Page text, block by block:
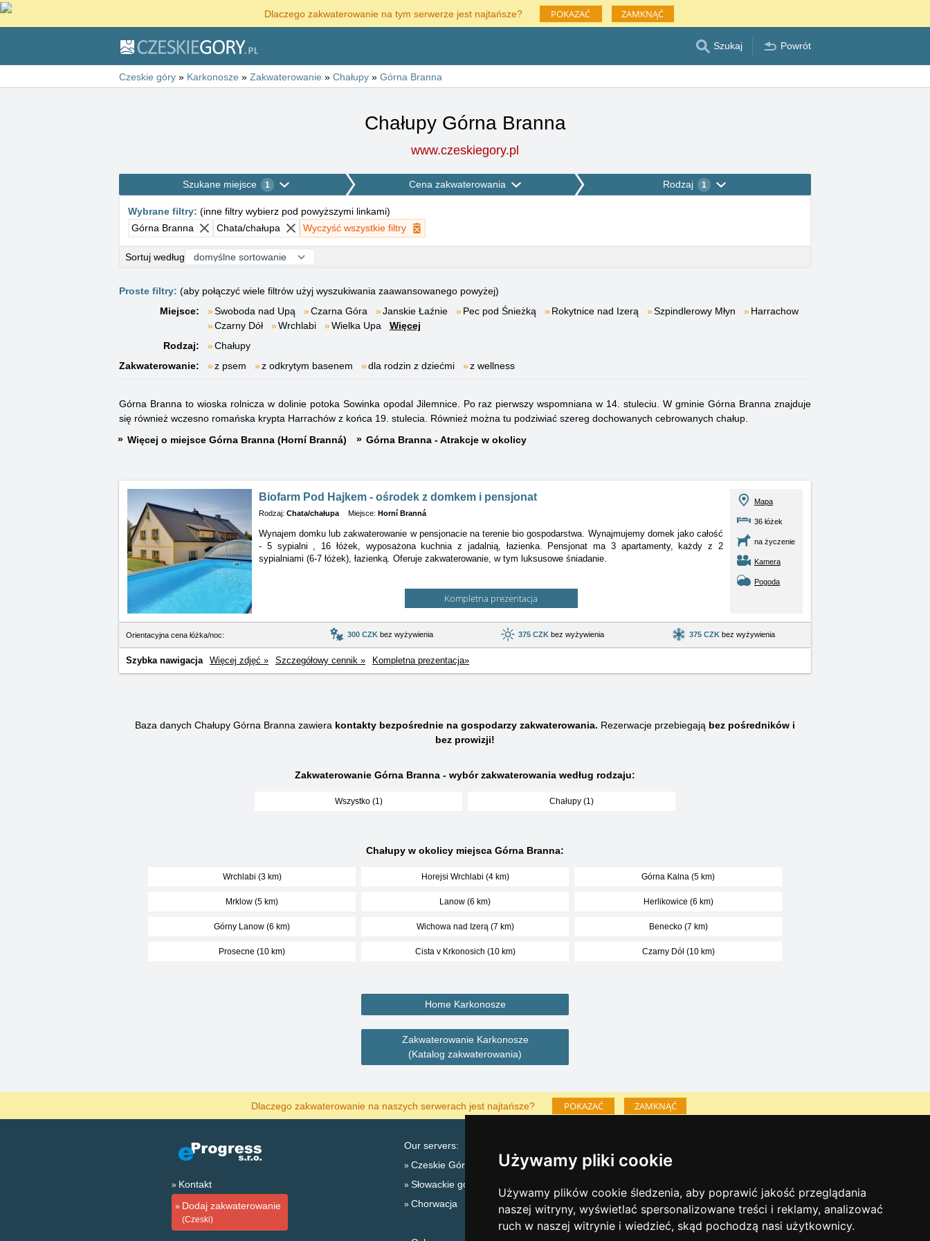
Używamy pliki cookie
Używamy plików cookie śledzenia, aby poprawić jakość przeglądania
naszej witryny, wyświetlać spersonalizowane treści i reklamy, analizować
ruch w naszej witrynie i wiedzieć, skąd pochodzą nasi użytkownicy.
Dlaczego zakwaterowanie na tym serwerze jest najtańsze? POKAZAĆ ZAMKNĄĆ
Szukaj Powrót
Czeskie góry » Karkonosze » Zakwaterowanie » Chałupy » Górna Branna
Chałupy Górna Branna
www.czeskiegory.pl
Szukane miejsce 1 Cena zakwaterowania Rodzaj 1
Wybrane filtry: (inne filtry wybierz pod powyższymi linkami)
Górna Branna
Chata/chałupa Wyczyść wszystkie filtry
Sortuj według
Proste filtry: (aby połączyć wiele filtrów użyj wyszukiwania zaawansowanego powyżej)
Miejsce:
Swoboda nad Upą Czarna Góra Janskie Łaźnie Pec pod Śnieżką Rokytnice nad Izerą Szpindlerowy Młyn
Harrachow
Czarny Dół
Wrchlabi Wielka Upa
Więcej
Rodzaj:
Chałupy
Zakwaterowanie:
z psem z odkrytym basenem dla rodzin z dziećmi z wellness
Górna Branna to wioska rolnicza w dolinie potoka Sowinka opodal Jilemnice. Po raz pierwszy wspomniana w 14. stuleciu. W gminie Górna Branna znajduje
się również wczesno romańska krypta Harrachów z końca 19. stulecia. Również można tu podziwiać szereg dochowanych cebrowanych chałup.
Więcej o miejsce Górna Branna (Horní Branná)
Górna Branna - Atrakcje w okolicy
Biofarm Pod Hajkem - ośrodek z domkem i pensjonat
Rodzaj: Chata/chałupa Miejsce: Horní Branná
Wynajem domku lub zakwaterowanie w pensjonacie na terenie bio gospodarstwa. Wynajmujemy domek jako całość
- 5 sypialni , 16 łóżek, wyposażona kuchnia z jadalnią, łazienka. Pensjonat ma 3 apartamenty, każdy z 2
sypialniami (6-7 łóżek), łazienką. Oferuje zakwaterowanie, w tym luksusowe śniadanie.
Kompletna prezentacja
Mapa
36 łóżek
na życzenie
Kamera
Pogoda
Orientacyjna cena łóżka/noc: 300 CZK bez wyżywienia 375 CZK bez wyżywienia 375 CZK bez wyżywienia
Szybka nawigacja Więcej zdjęć » Szczegółowy cennik » Kompletna prezentacja»
Baza danych Chałupy Górna Branna zawiera kontakty bezpośrednie na gospodarzy zakwaterowania. Rezerwacje przebiegają bez pośredników i
bez prowizji!
Zakwaterowanie Górna Branna - wybór zakwaterowania według rodzaju:
Wszystko (1) Chałupy (1)
Chałupy w okolicy miejsca Górna Branna:
Wrchlabi (3 km) Horejsi Wrchlabi (4 km) Górna Kalna (5 km)
Mrklow (5 km) Lanow (6 km) Herlikowice (6 km)
Górny Lanow (6 km) Wichowa nad Izerą (7 km) Benecko (7 km)
Prosecne (10 km) Cista v Krkonosich (10 km) Czarny Dół (10 km)
Home Karkonosze
Zakwaterowanie Karkonosze
(Katalog zakwaterowania)
Dlaczego zakwaterowanie na naszych serwerach jest najtańsze? POKAZAĆ ZAMKNĄĆ
Kontakt
Dodaj zakwaterowanie
(Czeski)
Our servers:
Czeskie Góry
Słowackie góry
Chorwacja
Lastminute Karkonosze
Sylwester Karkonosze
Sylwester w górach 2025/26